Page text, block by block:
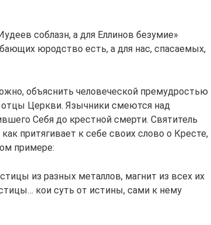
соблазн, а для Еллинов безумие»
юродство есть, а для нас, спасаемых,
объяснить человеческой премудростью
отцы Церкви. Язычники смеются над
Себя до крестной смерти. Святитель
притягивает к себе своих слово о Кресте,
примере:
из разных металлов, магнит из всех их
кои суть от истины, сами к нему